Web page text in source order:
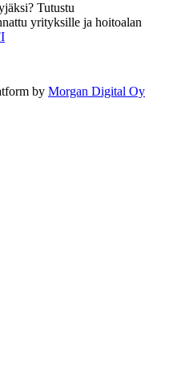
Tutustu
yrityksille ja hoitoalan
by Morgan Digital Oy